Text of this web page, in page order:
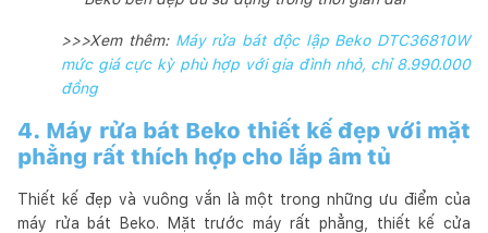
>>>Xem thêm: Máy rửa bát độc lập Beko DTC36810W
mức giá cực kỳ phù hợp với gia đình nhỏ, chỉ 8.990.000
đồng
4. Máy rửa bát Beko thiết kế đẹp với mặt
phẳng rất thích hợp cho lắp âm tủ
Thiết kế đẹp và vuông vắn là một trong những ưu điểm của
máy rửa bát Beko. Mặt trước máy rất phẳng, thiết kế cửa